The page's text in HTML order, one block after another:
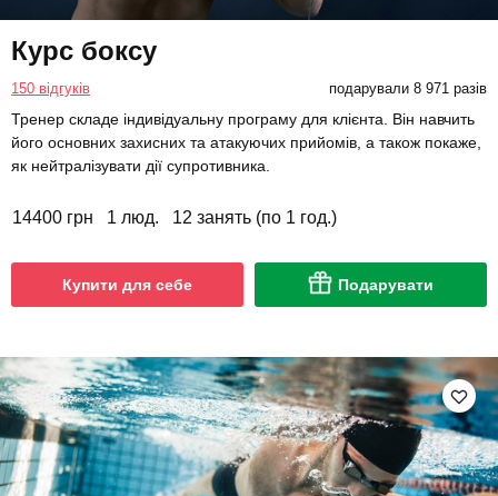
Курс боксу
150 відгуків подарували 8 971 разів
Тренер складе індивідуальну програму для клієнта. Він навчить
його основних захисних та атакуючих прийомів, а також покаже,
як нейтралізувати дії супротивника.
14400 грн 1 люд. 12 занять (по 1 год.)
Купити для себе Подарувати